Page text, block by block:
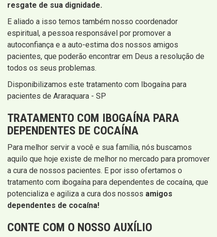
resgate de sua dignidade.
E aliado a isso temos também nosso coordenador
espiritual, a pessoa responsável por promover a
autoconfiança e a auto-estima dos nossos amigos
pacientes, que poderão encontrar em Deus a resolução de
todos os seus problemas.
Disponibilizamos este tratamento com Ibogaína para
pacientes de Araraquara - SP
TRATAMENTO COM IBOGAÍNA PARA
DEPENDENTES DE COCAÍNA
Para melhor servir a você e sua família, nós buscamos
aquilo que hoje existe de melhor no mercado para promover
a cura de nossos pacientes. E por isso ofertamos o
tratamento com ibogaína para dependentes de cocaína, que
potencializa e agiliza a cura dos nossos amigos
dependentes de cocaína!
CONTE COM O NOSSO AUXÍLIO